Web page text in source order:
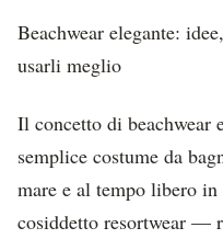
Beachwear elegante:
usarli meglio
Il concetto di beachwear
semplice costume da
mare e al tempo libero
cosiddetto resortwear —